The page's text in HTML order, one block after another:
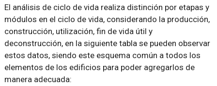
El análisis de ciclo de vida realiza distinción por etapas y
módulos en el ciclo de vida, considerando la producción,
construcción, utilización, fin de vida útil y
deconstrucción, en la siguiente tabla se pueden observar
estos datos, siendo este esquema común a todos los
elementos de los edificios para poder agregarlos de
manera adecuada: